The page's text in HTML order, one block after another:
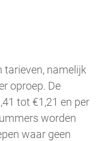
tarieven, namelijk
oproep. De
tot €1,21 en per
worden
waar geen